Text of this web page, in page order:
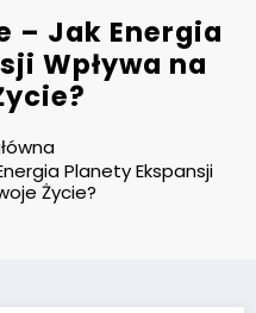
– Jak Energia
Wpływa na
Planety Ekspansji
Życie?